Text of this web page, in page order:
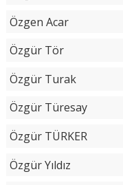
Özgen Acar
Özgür Tör
Özgür Turak
Özgür Türesay
Özgür TÜRKER
Özgür Yıldız